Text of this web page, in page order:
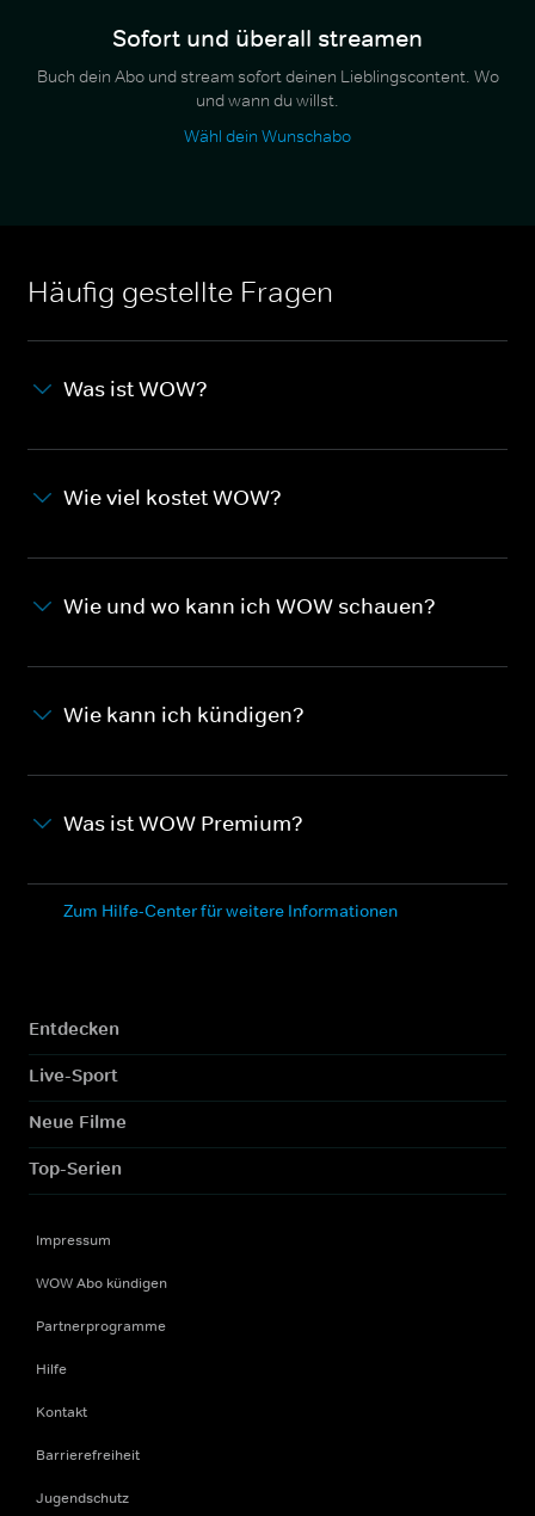
Sofort und überall streamen
Buch dein Abo und stream sofort deinen Lieblingscontent. Wo
und wann du willst.
Wähl dein Wunschabo
Häufig gestellte Fragen
Was ist WOW?
Wie viel kostet WOW?
Wie und wo kann ich WOW schauen?
Wie kann ich kündigen?
Was ist WOW Premium?
Zum Hilfe-Center für weitere Informationen
Entdecken
Live-Sport
Neue Filme
Top-Serien
Impressum
WOW Abo kündigen
Partnerprogramme
Hilfe
Kontakt
Barrierefreiheit
Jugendschutz